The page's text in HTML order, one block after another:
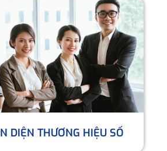
DIỆN THƯƠNG HIỆU SỐ